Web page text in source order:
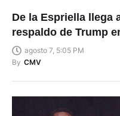
respaldo de Trump
agosto 7, 5:05 PM
By CMV